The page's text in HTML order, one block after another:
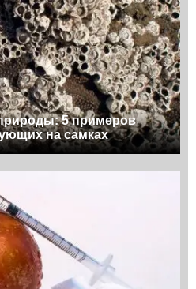
5 примеров
на самках